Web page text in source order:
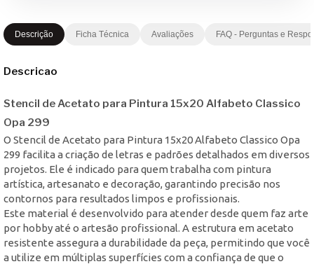
Descrição Ficha Técnica Avaliações FAQ - Perguntas e
Descricao
Stencil de Acetato para Pintura 15x20 Alfabeto Classico
Opa 299
O Stencil de Acetato para Pintura 15x20 Alfabeto Classico Opa
299 facilita a criação de letras e padrões detalhados em diversos
projetos. Ele é indicado para quem trabalha com pintura
artística, artesanato e decoração, garantindo precisão nos
contornos para resultados limpos e profissionais.
Este material é desenvolvido para atender desde quem faz arte
por hobby até o artesão profissional. A estrutura em acetato
resistente assegura a durabilidade da peça, permitindo que você
a utilize em múltiplas superfícies com a confiança de que o